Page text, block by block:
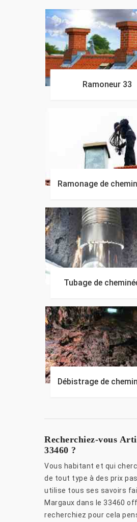
Ramoneur 33
Ramonage de
Tubage de
Débistrage de
Recherchiez-vous
33460 ?
Vous habitant et qui
de tout type à des prix
utilise tous ses savoirs
Margaux dans le 33460
recherchiez pour cela